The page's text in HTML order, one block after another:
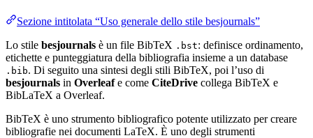
Sezione intitolata “Uso generale dello stile besjournals”
Lo stile besjournals è un file BibTeX .bst: definisce ordinamento,
etichette e punteggiatura della bibliografia insieme a un database
.bib. Di seguito una sintesi degli stili BibTeX, poi l’uso di
besjournals in Overleafe come CiteDrive collega BibTeX e
BibLaTeX a Overleaf.
BibTeX è uno strumento bibliografico potente utilizzato per creare
bibliografie nei documenti LaTeX. È uno degli strumenti